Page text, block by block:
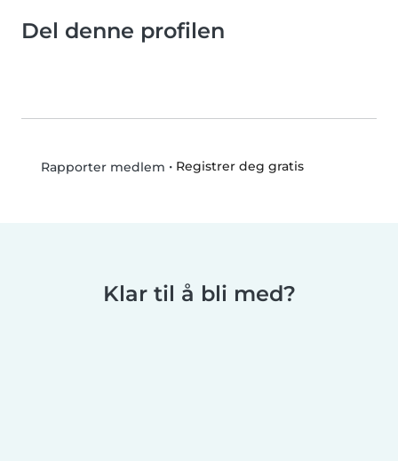
Del denne profilen
Rapporter medlem • Registrer deg gratis
Klar til å bli med?